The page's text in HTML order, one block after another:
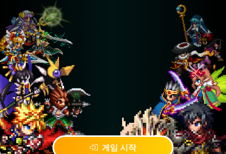
게임 시작